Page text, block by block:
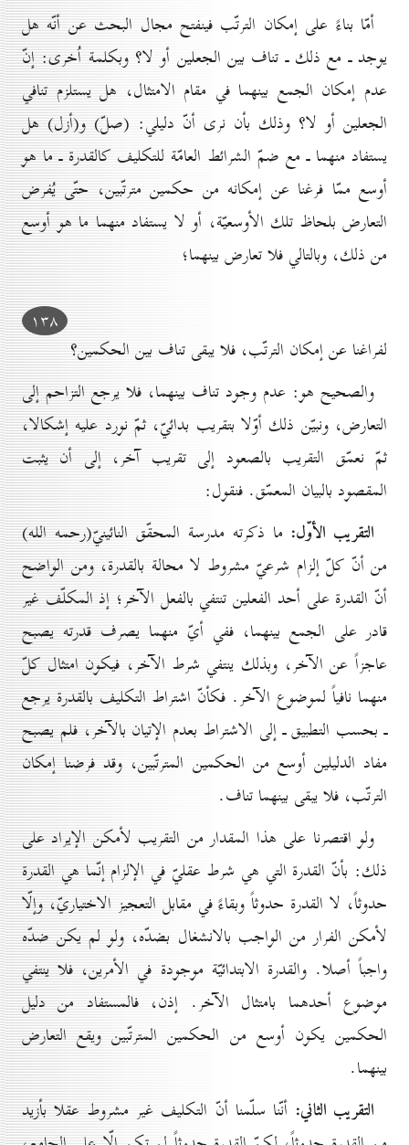
أمّا بناءً على إمكان الترتّب فينفتح مجال البحث عن أنّه هل
يوجد ـ مع ذلك ـ تناف بين الجعلين أو لا؟ وبكلمة اُخرى: إنّ
عدم إمكان الجمع بينهما في مقام الامتثال، هل يستلزم تنافي
الجعلين أو لا؟ وذلك بأن نرى أنّ دليلي: (صلّ) و(أزل) هل
يستفاد منهما ـ مع ضمّ الشرائط العامّة للتكليف كالقدرة ـ ما هو
أوسع ممّا فرغنا عن إمكانه من حكمين مترتّبين، حتّى يُفرض
التعارض بلحاظ تلك الأوسعيّة، أو لا يستفاد منهما ما هو أوسع
من ذلك، وبالتالي فلا تعارض بينهما؛
۱۳۸
لفراغنا عن إمكان الترتّب، فلا يبقى تناف بين الحكمين؟
والصحيح هو: عدم وجود تناف بينهما، فلا يرجع التزاحم إلى
التعارض، ونبيّن ذلك أوّلا بتقريب بدائيّ، ثمّ نورد عليه إشكالا،
ثمّ نعمّق التقريب بالصعود إلى تقريب آخر، إلى أن يثبت
المقصود بالبيان المعمّق. فنقول:
التقريب الأوّل: ما ذكرته مدرسة المحقّق النائينيّ(رحمه الله)
من أنّ كلّ إلزام شرعيّ مشروط لا محالة بالقدرة، ومن الواضح
أنّ القدرة على أحد الفعلين تنتفي بالفعل الآخر؛ إذ المكلّف غير
قادر على الجمع بينهما، ففي أيّ منهما يصرف قدرته يصبح
عاجزاً عن الآخر، وبذلك ينتفي شرط الآخر، فيكون امتثال كلّ
منهما نافياً لموضوع الآخر. فكأنّ اشتراط التكليف بالقدرة يرجع
ـ بحسب التطبيق ـ إلى الاشتراط بعدم الإتيان بالآخر، فلم يصبح
مفاد الدليلين أوسع من الحكمين المترتّبين، وقد فرضنا إمكان
الترتّب، فلا يبقى بينهما تناف.
ولو اقتصرنا على هذا المقدار من التقريب لأمكن الإيراد على
ذلك: بأنّ القدرة التي هي شرط عقليّ في الإلزام إنّما هي القدرة
حدوثاً، لا القدرة حدوثاً وبقاءً في مقابل التعجيز الاختياريّ، وإلّا
لأمكن الفرار من الواجب بالانشغال بضدّه، ولو لم يكن ضدّه
واجباً أصلا. والقدرة الابتدائيّة موجودة في الأمرين، فلا ينتفي
موضوع أحدهما بامتثال الآخر. إذن، فالمستفاد من دليل
الحكمين يكون أوسع من الحكمين المترتّبين ويقع التعارض
بينهما.
التقريب الثاني: أنّنا سلّمنا أنّ التكليف غير مشروط عقلا بأزيد